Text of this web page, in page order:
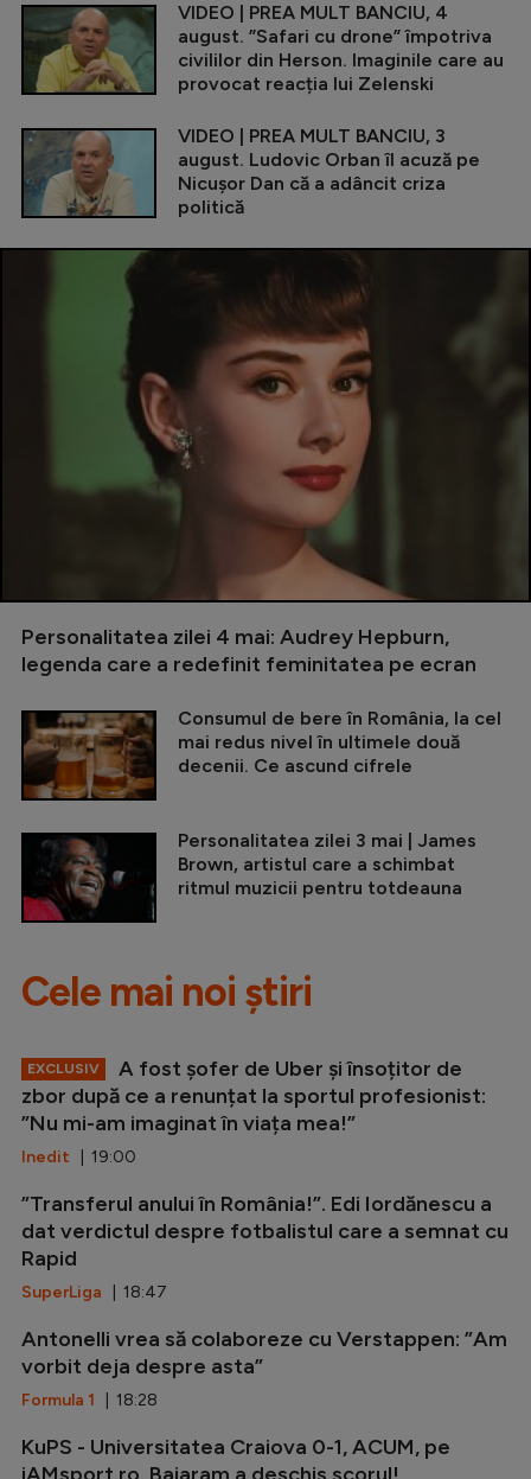
VIDEO | PREA MULT BANCIU, 4
august. ”Safari cu drone” împotriva
civililor din Herson. Imaginile care au
provocat reacția lui Zelenski
VIDEO | PREA MULT BANCIU, 3
august. Ludovic Orban îl acuză pe
Nicușor Dan că a adâncit criza
politică
Personalitatea zilei 4 mai: Audrey Hepburn,
legenda care a redefinit feminitatea pe ecran
Consumul de bere în România, la cel
mai redus nivel în ultimele două
decenii. Ce ascund cifrele
Personalitatea zilei 3 mai | James
Brown, artistul care a schimbat
ritmul muzicii pentru totdeauna
Cele mai noi știri
EXCLUSIV
A fost șofer de Uber și însoțitor de
zbor după ce a renunțat la sportul profesionist:
”Nu mi-am imaginat în viața mea!”
Inedit | 19:00
”Transferul anului în România!”. Edi Iordănescu a
dat verdictul despre fotbalistul care a semnat cu
Rapid
SuperLiga | 18:47
Antonelli vrea să colaboreze cu Verstappen: ”Am
vorbit deja despre asta”
Formula 1 | 18:28
KuPS - Universitatea Craiova 0-1, ACUM, pe